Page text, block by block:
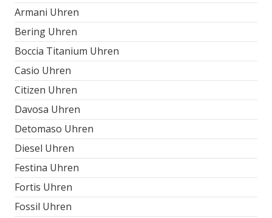
Armani Uhren
Bering Uhren
Boccia Titanium Uhren
Casio Uhren
Citizen Uhren
Davosa Uhren
Detomaso Uhren
Diesel Uhren
Festina Uhren
Fortis Uhren
Fossil Uhren